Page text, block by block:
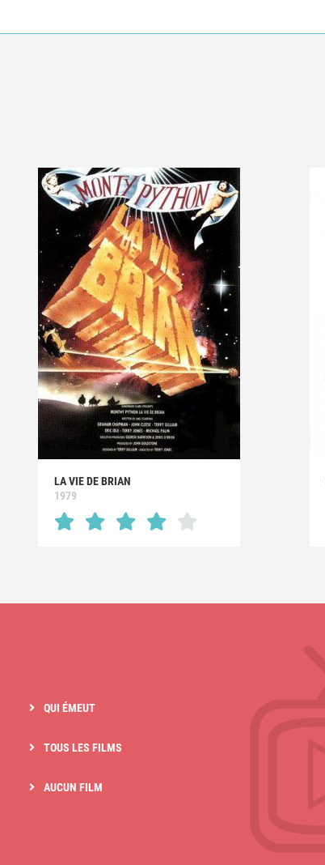
vos émotions plutôt qu'à décrire le film.
de l'intrigue !
LA VIE DE BRIAN
1979
QUI ÉMEUT
TOUS LES FILMS
AUCUN FILM